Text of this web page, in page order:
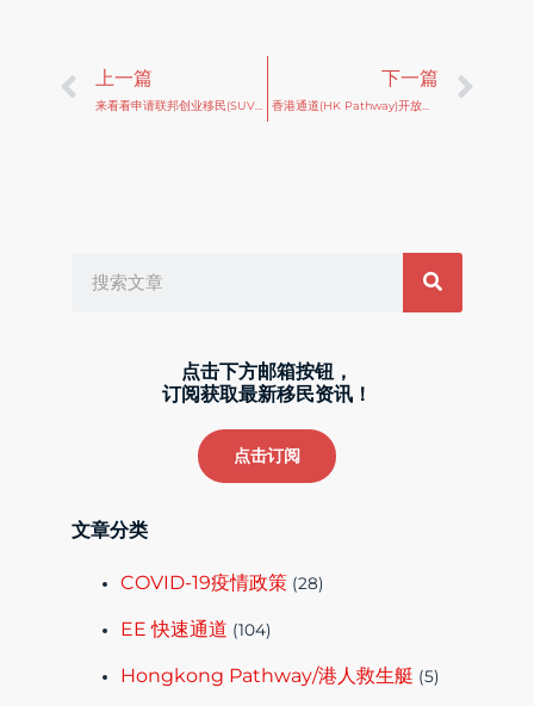
上一篇
来看看申请联邦创业移民(SUV)的创始人都是哪些学历和年纪 – 用数据说话
下一篇
香港通道(HK Pathway)开放工签项目更新费用要求
点击下方邮箱按钮，
订阅获取最新移民资讯！
点击订阅
文章分类
COVID-19疫情政策 (28)
EE 快速通道 (104)
Hongkong Pathway/港人救生艇 (5)